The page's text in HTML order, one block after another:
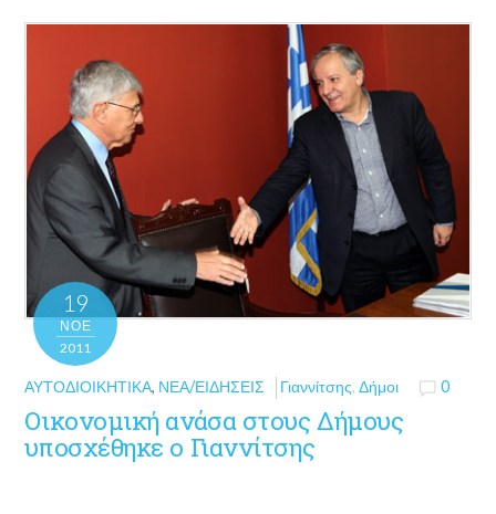
19
ΝΟΈ
2011
ΑΥΤΟΔΙΟΙΚΗΤΙΚΆ, ΝΈΑ/ΕΙΔΉΣΕΙΣ Γιαννίτσης,Δήμοι 0
Οικονομική ανάσα στους Δήμους
υποσχέθηκε ο Γιαννίτσης